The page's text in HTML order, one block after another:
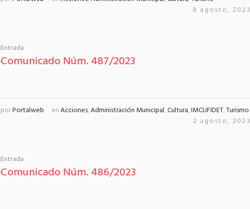
8 agosto,
Entrada
Comunicado Núm. 487/2023
porPortalweb enAcciones,Administración Municipal,Cultura,IMCUFIDET,Turismo
2 agosto,
Entrada
Comunicado Núm. 486/2023